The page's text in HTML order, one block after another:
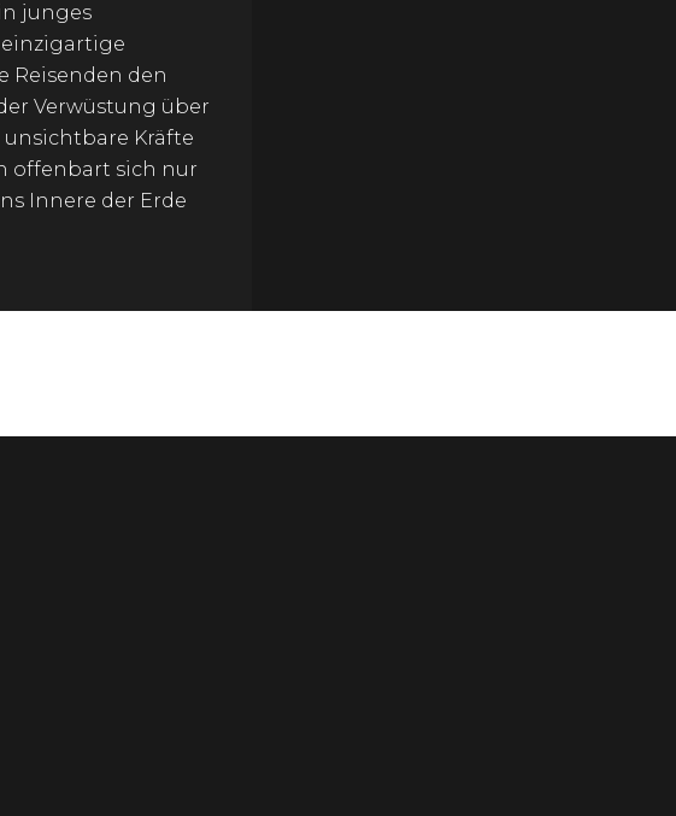
junges
einzigartige
Reisenden den
Verwüstung über
Kräfte
offenbart sich nur
Innere der Erde